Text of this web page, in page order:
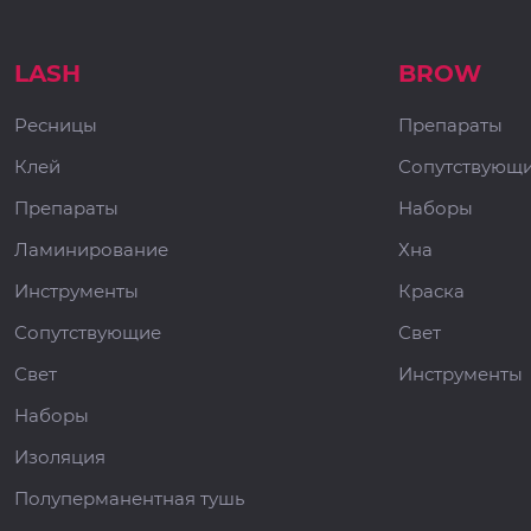
LASH
Ресницы
Клей
Препараты
Ламинирование
Инструменты
Сопутствующие
Свет
Наборы
Изоляция
Полуперманентная тушь
BROW
Препараты
Наборы
Хна
Краска
Свет
Инструменты